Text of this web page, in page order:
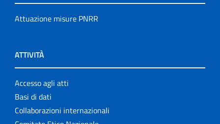
Attuazione misure PNRR
ATTIVITÀ
Accesso agli atti
Basi di dati
Collaborazioni internazionali